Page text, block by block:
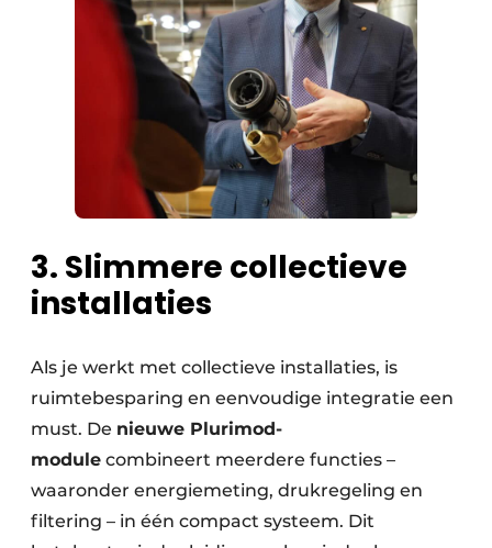
3. Slimmere collectieve
installaties
Als je werkt met collectieve installaties, is
ruimtebesparing en eenvoudige integratie een
must. De nieuwe Plurimod-
module combineert meerdere functies –
waaronder energiemeting, drukregeling en
filtering – in één compact systeem. Dit